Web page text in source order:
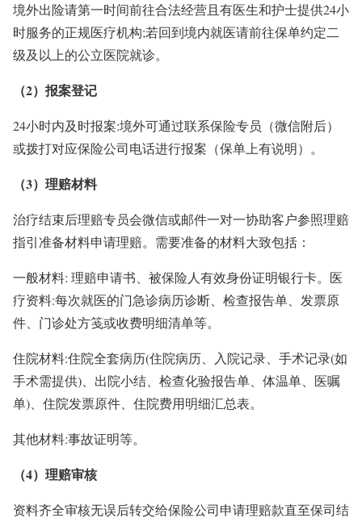
境外出险请第一时间前往合法经营且有医生和护士提供24小
时服务的正规医疗机构;若回到境内就医请前往保单约定二
级及以上的公立医院就诊。
（2）报案登记
24小时内及时报案:境外可通过联系保险专员（微信附后）
或拨打对应保险公司电话进行报案（保单上有说明）。
（3）理赔材料
治疗结束后理赔专员会微信或邮件一对一协助客户参照理赔
指引准备材料申请理赔。需要准备的材料大致包括：
一般材料: 理赔申请书、被保险人有效身份证明银行卡。医
疗资料:每次就医的门急诊病历诊断、检查报告单、发票原
件、门诊处方笺或收费明细清单等。
住院材料:住院全套病历(住院病历、入院记录、手术记录(如
手术需提供)、出院小结、检查化验报告单、体温单、医嘱
单)、住院发票原件、住院费用明细汇总表。
其他材料:事故证明等。
（4）理赔审核
资料齐全审核无误后转交给保险公司申请理赔款直至保司结